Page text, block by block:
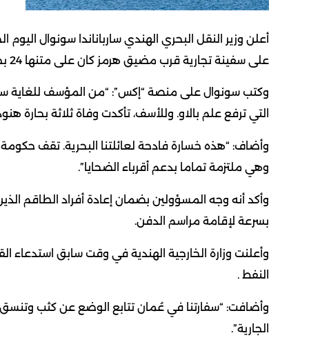
أعلن وزير النقل البحري الهندي سارباناندا سونوال
على سفينة تجارية قرب مضيق هرمز كان على متنها 24 بحارا هنديا.
وكتب سونوال على منصة “إكس”: “من المؤسف للغاية
التي ترفع علم بالاو. وللأسف، تأكدت وفاة ثلاثة بحارة
وأضاف: “هذه خسارة فادحة لعائلتنا البحرية. تقف
وهي ملتزمة تماما بدعم أقرباء الضحايا”.
وأكد أنه وجه المسؤولين بضمان إعادة أفراد الطاقم
بسرعة لإقامة مراسم الدفن.
وأعلنت وزارة الخارجية الهندية في وقت سابق استدعاء
النفط .
وأضافت: “سفارتنا في عُمان تتابع الوضع عن كثب
الجارية”.